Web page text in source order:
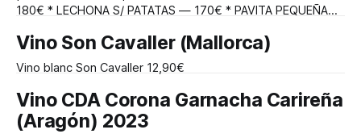
180€ * LECHONA S/ PATATAS — 170€ * PAVITA PEQUEÑA
PAVO 7/8 KG CON PATATAS — 90€ * PAVO 7/8 KG S/
PERSONAS) — 60€ * PIERNA DE CORDERO S/ PATATAS —
50€ * PATO
Vino Son Cavaller (Mallorca)
Vino blanc Son Cavaller 12,90€
Vino CDA Corona Garnacha Carireña
(Aragón) 2023